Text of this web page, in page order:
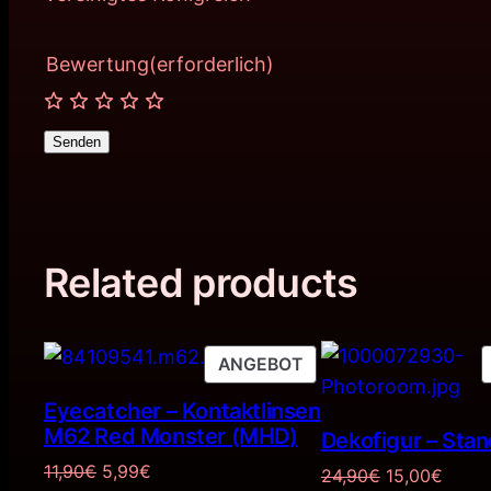
Bewertung(erforderlich)
Senden
Related products
ANGEBOTPRODUKT
IM
ANGEBOT
Eyecatcher – Kontaktlinsen
M62 Red Monster (MHD)
11,90€ Ursprünglicher
5,99€
Dekofigur –
24,90€ 15,00€